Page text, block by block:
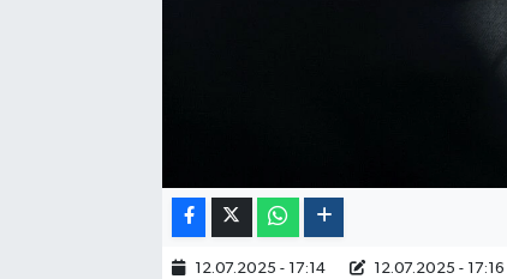
12.07.2025 - 17:14 12.07.2025 - 17:16